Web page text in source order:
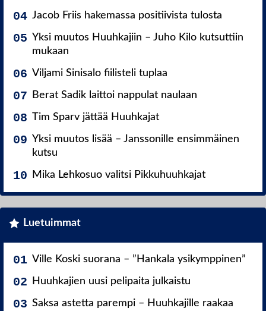
Jacob Friis hakemassa positiivista tulosta
Yksi muutos Huuhkajiin – Juho Kilo kutsuttiin
mukaan
Viljami Sinisalo fiilisteli tuplaa
Berat Sadik laittoi nappulat naulaan
Tim Sparv jättää Huuhkajat
Yksi muutos lisää – Janssonille ensimmäinen
kutsu
Mika Lehkosuo valitsi Pikkuhuuhkajat
Luetuimmat
Ville Koski suorana – ”Hankala ysikymppinen”
Huuhkajien uusi pelipaita julkaistu
Saksa astetta parempi – Huuhkajille raakaa